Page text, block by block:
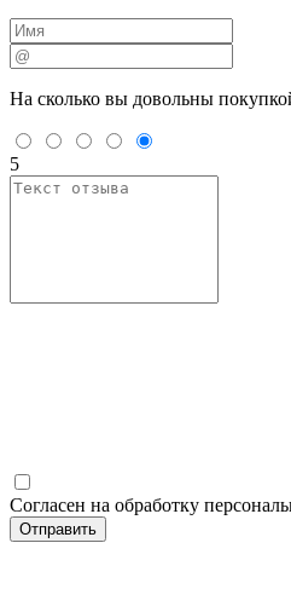
На сколько вы довольны
5
Согласен на обработку